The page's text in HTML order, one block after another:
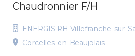
Chaudronnier F/H
ENERGIS RH Villefranche-sur-
Corcelles-en-Beaujolais